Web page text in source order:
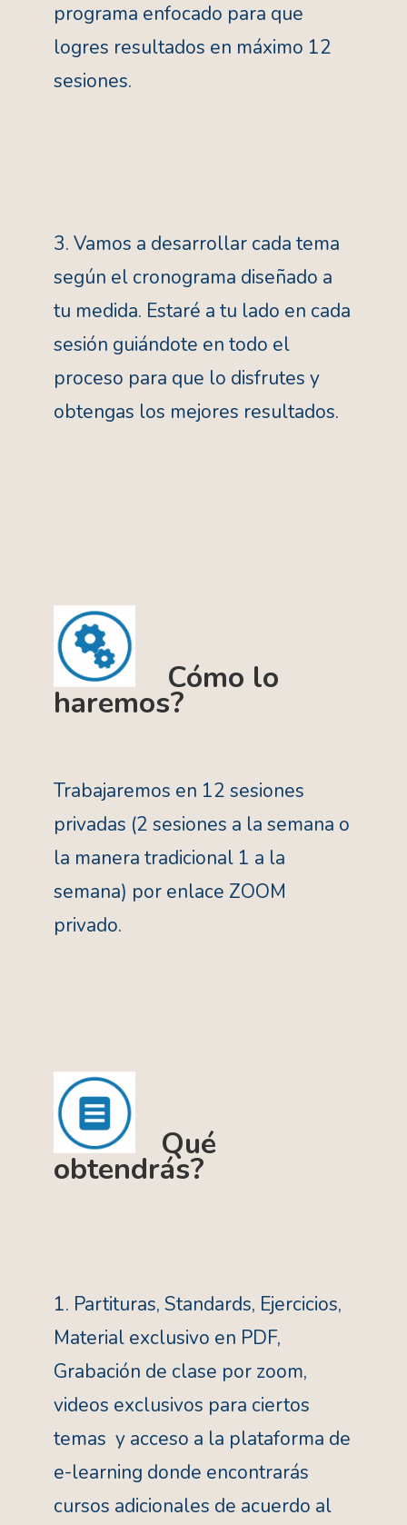
programa enfocado para que
logres resultados en máximo 12
sesiones.
3. Vamos a desarrollar cada tema
según el cronograma diseñado a
tu medida. Estaré a tu lado en cada
sesión guiándote en todo el
proceso para que lo disfrutes y
obtengas los mejores resultados.
Cómo lo
haremos?
Trabajaremos en 12 sesiones
privadas (2 sesiones a la semana o
la manera tradicional 1 a la
semana) por enlace ZOOM
privado.
Qué
obtendrás?
1. Partituras, Standards, Ejercicios,
Material exclusivo en PDF,
Grabación de clase por zoom,
videos exclusivos para ciertos
temas y acceso a la plataforma de
e-learning donde encontrarás
cursos adicionales de acuerdo al